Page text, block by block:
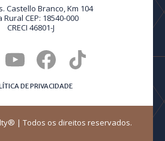
Castello Branco, Km 104
Rural CEP: 18540-000
CRECI 46801-J
DE PRIVACIDADE
| Todos os direitos reservados.